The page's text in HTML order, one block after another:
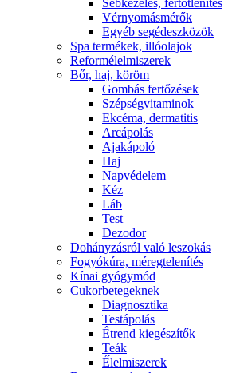
Sebkezelés, fertőtlenítés
Vérnyomásmérők
Egyéb segédeszközök
Spa termékek, illóolajok
Reformélelmiszerek
Bőr, haj, köröm
Gombás fertőzések
Szépségvitaminok
Ekcéma, dermatitis
Arcápolás
Ajakápoló
Haj
Napvédelem
Kéz
Láb
Test
Dezodor
Dohányzásról való leszokás
Fogyókúra, méregtelenítés
Kínai gyógymód
Cukorbetegeknek
Diagnosztika
Testápolás
É́trend kiegészítők
Teák
É́lelmiszerek